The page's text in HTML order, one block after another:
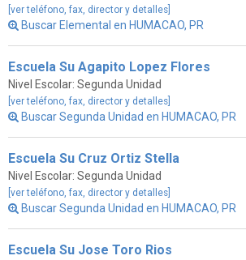
[ver teléfono, fax, director y detalles]
Buscar Elemental en HUMACAO, PR
Escuela Su Agapito Lopez Flores
Nivel Escolar: Segunda Unidad
[ver teléfono, fax, director y detalles]
Buscar Segunda Unidad en HUMACAO, PR
Escuela Su Cruz Ortiz Stella
Nivel Escolar: Segunda Unidad
[ver teléfono, fax, director y detalles]
Buscar Segunda Unidad en HUMACAO, PR
Escuela Su Jose Toro Rios